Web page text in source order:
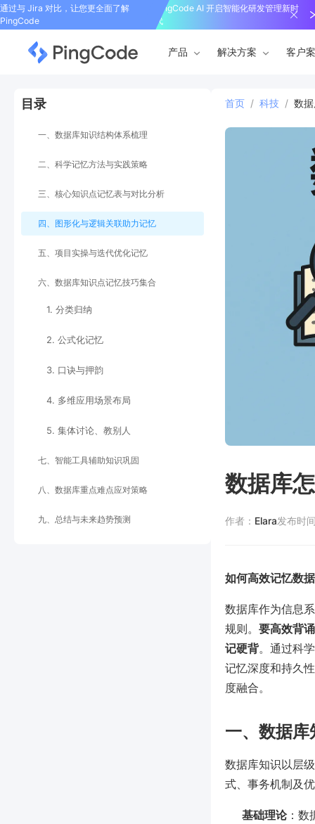
通过与 Jira 对比，让您更全面了解
PingCode
PingCode AI 开启智能化研发管理新时
代
产品 解决方案 客户
目录
一、数据库知识结构体系梳理
二、科学记忆方法与实践策略
三、核心知识点记忆表与对比分析
四、图形化与逻辑关联助力记忆
五、项目实操与迭代优化记忆
六、数据库知识点记忆技巧集合
1. 分类归纳
2. 公式化记忆
3. 口诀与押韵
4. 多维应用场景布局
5. 集体讨论、教别人
七、智能工具辅助知识巩固
八、数据库重点难点应对策略
九、总结与未来趋势预测
首页 / 科技 / 数
数据库
作者： Elara发布时
如何高效记忆数
数据库作为信息
规则。 要高效背
记硬背。通过科
记忆深度和持久
度融合。
一、数据
数据库知识以层
式、事务机制及
基础理论：数